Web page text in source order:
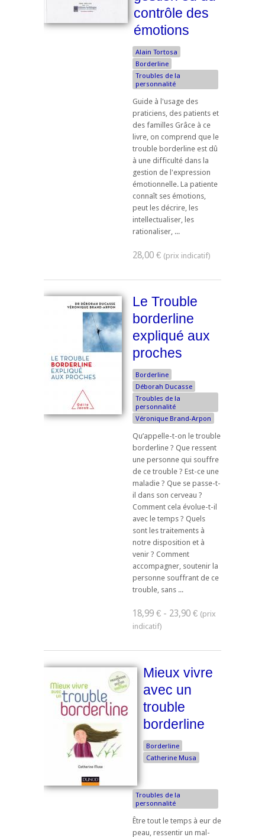
contrôle des
émotions
Alain Tortosa
Borderline
Troubles de la
personnalité
Guide à l'usage des
praticiens, des patients et
des familles Grâce à ce
livre, on comprend que le
trouble borderline est dû
à une difficulté dans la
gestion de l'expression
émotionnelle. La patiente
connaît ses émotions,
peut les décrire, les
intellectualiser, les
rationaliser, ...
28,00 €
Le Trouble
borderline
expliqué aux
proches
Borderline
Déborah Ducasse
Troubles de la
personnalité
Véronique Brand-Arpon
Qu’appelle-t-on le trouble
borderline ? Que ressent
une personne qui souffre
de ce trouble ? Est-ce une
maladie ? Que se passe-t-
il dans son cerveau ?
Comment cela évolue-t-il
avec le temps ? Quels
sont les traitements à
notre disposition et à
venir ? Comment
accompagner, soutenir la
personne souffrant de ce
trouble, sans ...
18,99 € - 23,90 €
Mieux vivre
avec un
trouble
borderline
Borderline
Catherine Musa
Troubles de la
personnalité
Être tout le temps à eur de
peau, ressentir un mal-